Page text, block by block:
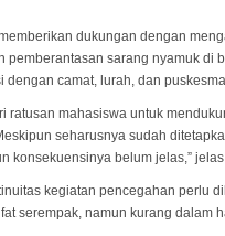
dukungan dengan
sarang nyamuk di
camat, lurah, dan
ratusan mahasiswa untuk
seharusnya sudah
konsekuensinya belum jelas,” jelas
kegiatan pencegahan perlu
serempak, namun kurang dalam